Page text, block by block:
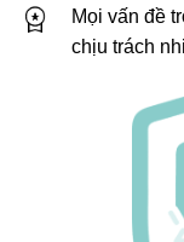
Mọi vấn đề
chịu trách